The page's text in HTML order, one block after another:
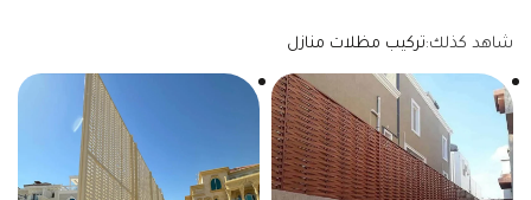
شاهد كذلك:تركيب مظلات منازل